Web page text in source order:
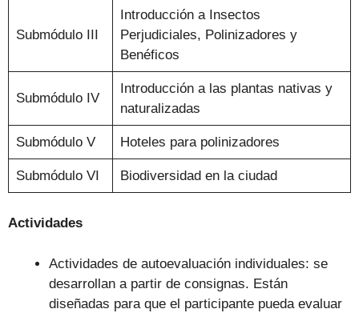
Submódulo III
Introducción a Insectos
Perjudiciales, Polinizadores y
Benéficos
Submódulo IV
Introducción a las plantas nativas y
naturalizadas
Submódulo V Hoteles para polinizadores
Submódulo VI Biodiversidad en la ciudad
Actividades
Actividades de autoevaluación individuales: se
desarrollan a partir de consignas. Están
diseñadas para que el participante pueda evaluar